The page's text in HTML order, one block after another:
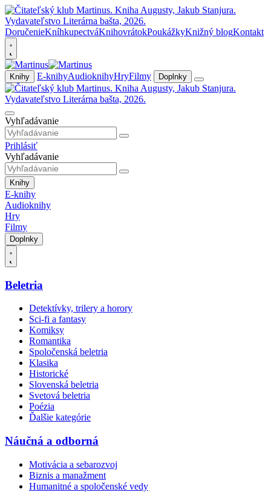
DoručenieKníhkupectváKnihovrátokPoukážkyKnižný blogKontakt
Knihy E-knihyAudioknihyHryFilmy Doplnky
Vyhľadávanie
Prihlásiť
Vyhľadávanie
Knihy
E-knihy
Audioknihy
Hry
Filmy
Doplnky
Beletria
Detektívky, trilery a horory
Sci-fi a fantasy
Komiksy
Romantika
Spoločenská beletria
Klasika
Historické
Slovenská beletria
Svetová beletria
Poézia
Ďalšie kategórie
Náučná a odborná
Motivácia a sebarozvoj
Biznis a manažment
Humanitné a spoločenské vedy